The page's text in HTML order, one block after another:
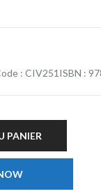
: CIV251ISBN :
PANIER